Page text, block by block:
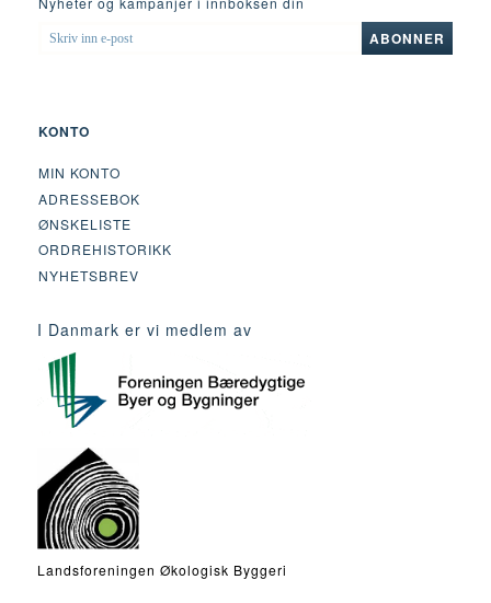
SKRIV
INN
ABONNER
KONTO
MIN KONTO
ADRESSEBOK
ØNSKELISTE
ORDREHISTORIKK
NYHETSBREV
I Danmark er vi medlem av
Landsforeningen Økologisk Byggeri